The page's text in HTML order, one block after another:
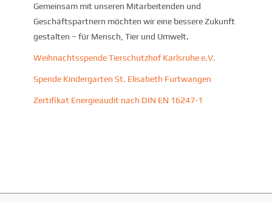
Gemeinsam mit unseren Mitarbeitenden und
Geschäftspartnern möchten wir eine bessere Zukunft
gestalten – für Mensch, Tier und Umwelt.
Weihnachtsspende Tierschutzhof Karlsruhe e.V.
Spende Kindergarten St. Elisabeth Furtwangen
Zertifikat Energieaudit nach DIN EN 16247-1